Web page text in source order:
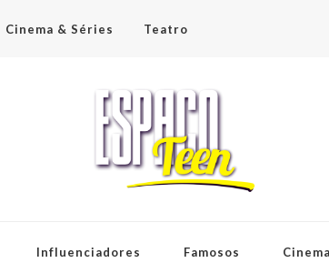
Cinema & Séries Teatro
Influenciadores Famosos